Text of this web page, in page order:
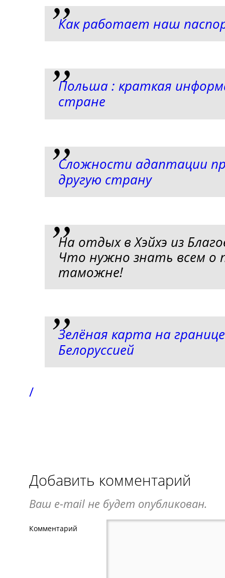
Как работает наш
Польша : краткая
стране
Сложности адаптации
другую страну
На отдых в Хэйхэ из
Что нужно знать всем о
таможне!
Зелёная карта на
Белоруссией
/
Добавить комментарий
Ваш e-mail не будет опубликован.
Комментарий